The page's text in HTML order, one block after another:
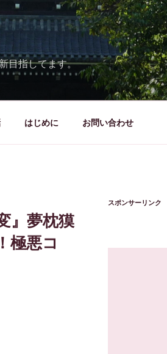
目指してます。
はじめに お問い合わせ
』夢枕獏
極悪コ
スポンサーリンク